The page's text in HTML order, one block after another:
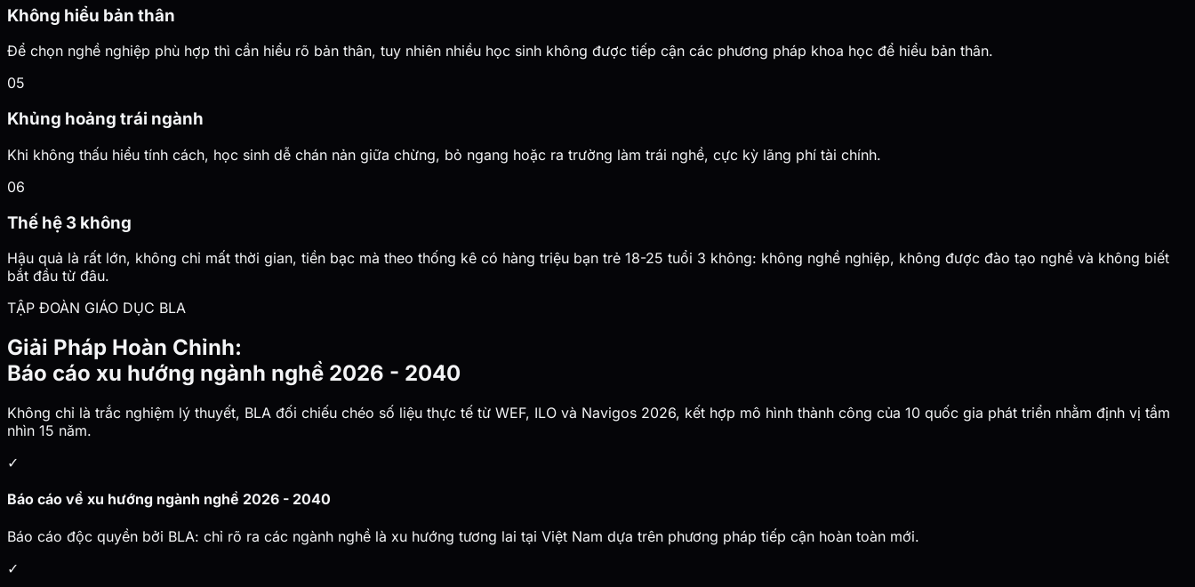
Không hiểu bản thân
Để chọn nghề nghiệp phù hợp thì cần hiểu rõ bản thân, tuy nhiên nhiều học sinh không được tiếp cận các phương pháp khoa học để hiểu bản thân.
05
Khủng hoảng trái ngành
Khi không thấu hiểu tính cách, học sinh dễ chán nản giữa chừng, bỏ ngang hoặc ra trường làm trái nghề, cực kỳ lãng phí tài chính.
06
Thế hệ 3 không
Hậu quả là rất lớn, không chỉ mất thời gian, tiền bạc mà theo thống kê có hàng triệu bạn trẻ 18-25 tuổi 3 không: không nghề nghiệp, không được đào tạo nghề và không biết
bắt đầu từ đâu.
TẬP ĐOÀN GIÁO DỤC BLA
Giải Pháp Hoàn Chỉnh:
Báo cáo xu hướng ngành nghề 2026 - 2040
Không chỉ là trắc nghiệm lý thuyết, BLA đối chiếu chéo số liệu thực tế từ WEF, ILO và Navigos 2026, kết hợp mô hình thành công của 10 quốc gia phát triển nhằm định vị tầm
nhìn 15 năm.
✓
Báo cáo về xu hướng ngành nghề 2026 - 2040
Báo cáo độc quyền bởi BLA: chỉ rõ ra các ngành nghề là xu hướng tương lai tại Việt Nam dựa trên phương pháp tiếp cận hoàn toàn mới.
✓